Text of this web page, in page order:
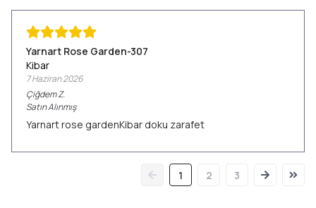
Yarnart Rose Garden-307
Kibar
7 Haziran 2026
ÇiğdemZ.
Satın Alınmış
Yarnart rose gardenKibar doku zarafet
1 2 3